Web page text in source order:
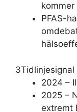
PFAS-
3Tidlinjesignal
2024 –
2025 –
extremt